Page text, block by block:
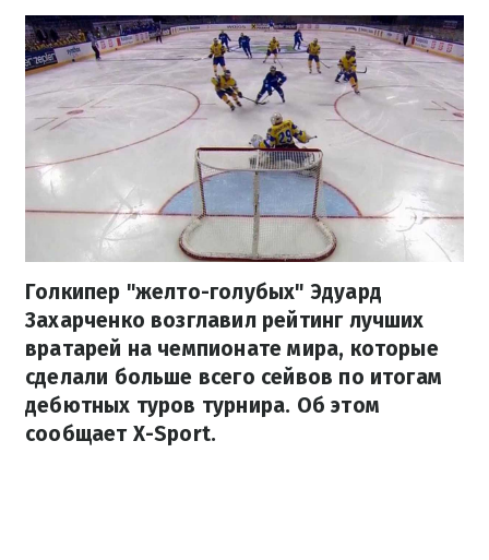
Голкипер "желто-голубых" Эдуард
Захарченко возглавил рейтинг лучших
вратарей на чемпионате мира, которые
сделали больше всего сейвов по итогам
дебютных туров турнира. Об этом
сообщает Х-Sport.